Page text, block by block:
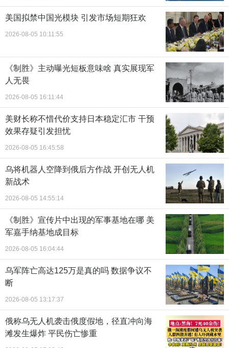
美国拟禁中国光模块 引发市场短期狂欢
2026-08-05 10:11:55
《制胜》主动曝光短板意味啥 真实展现军
人无畏
2026-08-05 16:11:44
美财长称不惜代价支持日本稳定汇市 干预
效果存疑引发担忧
2026-08-05 16:45:58
乌将机器人空降到俄后方作战 开创无人机
新战术
2026-08-05 14:55:14
《制胜》宣传片中出现的军事基地在哪 美
军嘉手纳基地成目标
2026-08-05 16:04:44
乌军阵亡高达125万是真的吗 数据争议不
断
2026-08-05 13:17:37
俄称乌无人机袭击俄度假地，径直冲向海
滩发生爆炸 平民伤亡惨重